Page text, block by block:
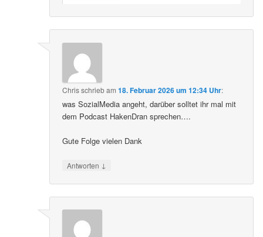
Chrisschriebam18. Februar 2026 um 12:34 Uhr:
was SozialMedia angeht, darüber solltet ihr mal mit
dem Podcast HakenDran sprechen….
Gute Folge vielen Dank
Antworten ↓